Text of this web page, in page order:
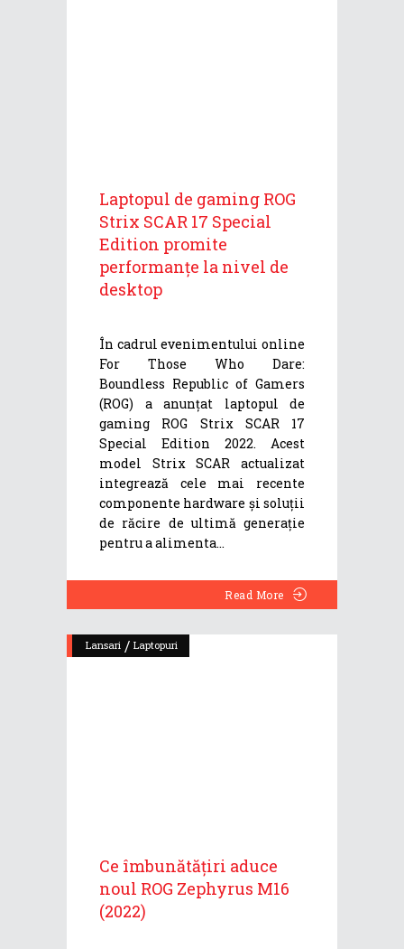
Laptopul de gaming ROG
Strix SCAR 17 Special
Edition promite
performanțe la nivel de
desktop
În cadrul evenimentului online
For Those Who Dare:
Boundless Republic of Gamers
(ROG) a anunțat laptopul de
gaming ROG Strix SCAR 17
Special Edition 2022. Acest
model Strix SCAR actualizat
integrează cele mai recente
componente hardware și soluții
de răcire de ultimă generație
pentru a alimenta
Read More
Lansari / Laptopuri
Ce îmbunătățiri aduce
noul ROG Zephyrus M16
(2022)